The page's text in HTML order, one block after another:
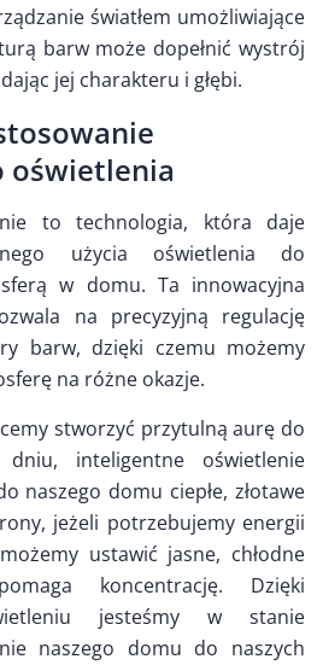
światłem umożliwiające
barw może dopełnić wystrój
jej charakteru i głębi.
oświetlenia
to technologia, która daje
użycia oświetlenia do
w domu. Ta innowacyjna
na precyzyjną regulację
barw, dzięki czemu możemy
na różne okazje.
stworzyć przytulną aurę do
inteligentne oświetlenie
naszego domu ciepłe, złotawe
jeżeli potrzebujemy energii
ustawić jasne, chłodne
koncentrację. Dzięki
jesteśmy w stanie
naszego domu do naszych